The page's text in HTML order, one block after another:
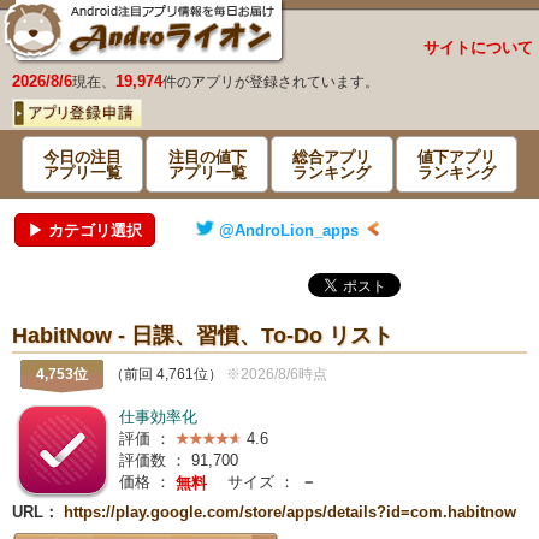
サイトについて
2026/8/6現在、 19,974件のアプリが登録されています。
今日の注目
アプリ一覧
注目の値下
アプリ一覧
総合アプリ
ランキング
値下アプリ
ランキング
▶ カテゴリ選択 @AndroLion_apps
HabitNow - 日課、習慣、To-Do リスト
4,753位 （前回 4,761位） ※2026/8/6時点
仕事効率化
評価 ：
4.6
評価数 ： 91,700
価格 ： 無料 サイズ ：
－
URL：
https://play.google.com/store/apps/details?id=com.habitnow